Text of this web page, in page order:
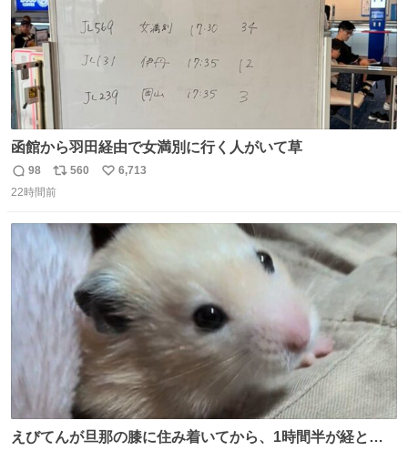
函館から羽田経由で女満別に行く人がいて草
返
信
98
リ
ポ
ト
数
560
い
数
6,713
22時間前
えびてんが旦那の膝に住み着いてから、1時間半が経とう